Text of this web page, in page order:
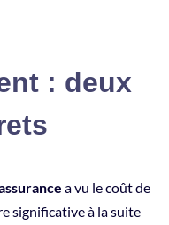
: deux
a vu le coût de
significative à la suite